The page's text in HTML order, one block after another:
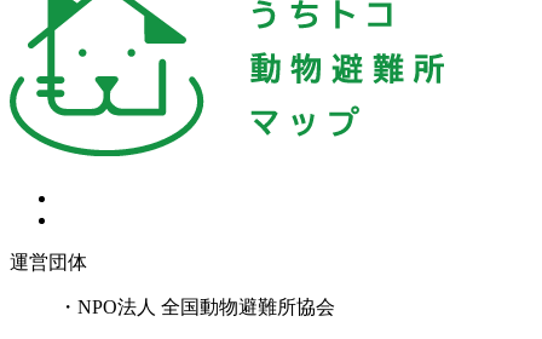
運営団体
・NPO法人 全国動物避難所協会